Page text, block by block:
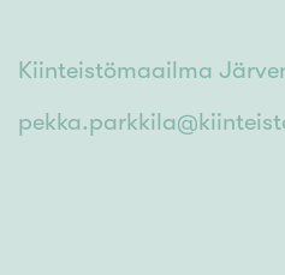
Kiinteistömaailma